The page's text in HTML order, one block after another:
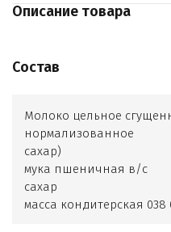
Описание товара
Состав
Молоко цельное
нормализованное
сахар)
мука пшеничная в/с
сахар
масса кондитерская
заменитель масла